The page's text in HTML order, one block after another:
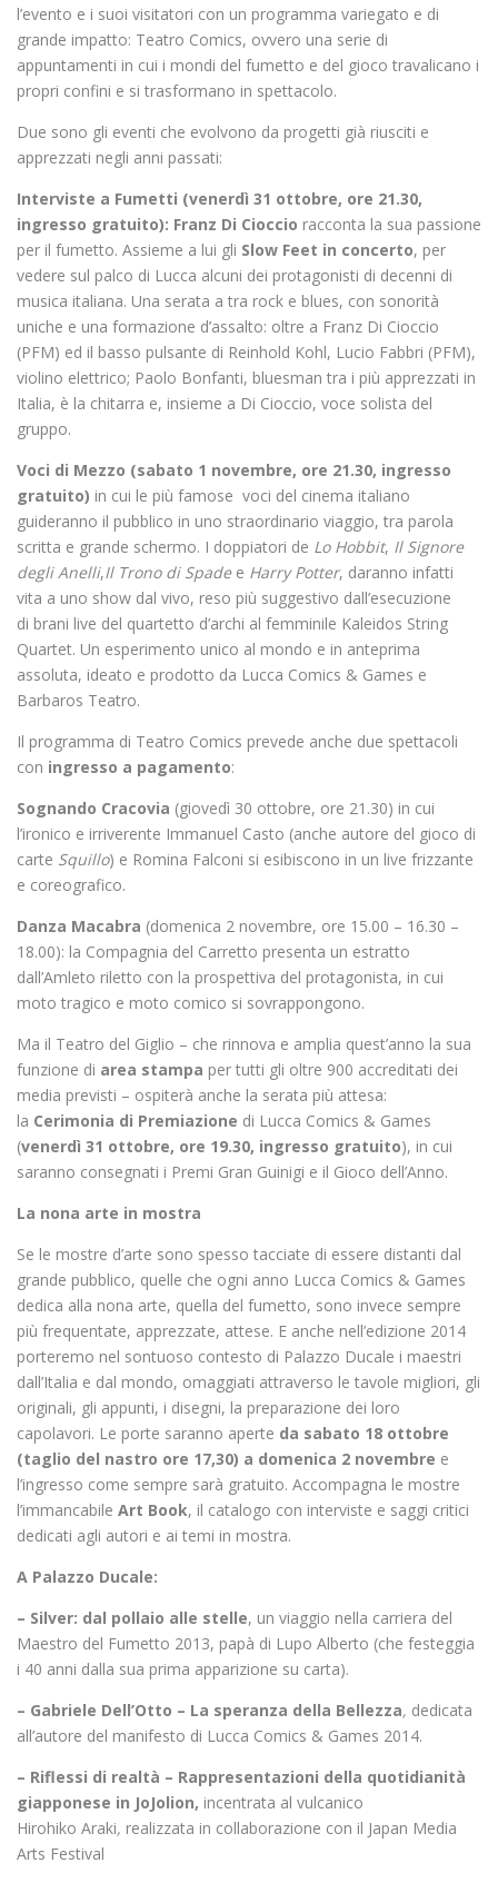
l’evento e i suoi visitatori con un programma variegato e di
grande impatto: Teatro Comics, ovvero una serie di
appuntamenti in cui i mondi del fumetto e del gioco travalicano i
propri confini e si trasformano in spettacolo.
Due sono gli eventi che evolvono da progetti già riusciti e
apprezzati negli anni passati:
Interviste a Fumetti (venerdì 31 ottobre, ore 21.30,
ingresso gratuito): Franz Di Cioccio racconta la sua passione
per il fumetto. Assieme a lui gli Slow Feet in concerto, per
vedere sul palco di Lucca alcuni dei protagonisti di decenni di
musica italiana. Una serata a tra rock e blues, con sonorità
uniche e una formazione d’assalto: oltre a Franz Di Cioccio
(PFM) ed il basso pulsante di Reinhold Kohl, Lucio Fabbri (PFM),
violino elettrico; Paolo Bonfanti, bluesman tra i più apprezzati in
Italia, è la chitarra e, insieme a Di Cioccio, voce solista del
gruppo.
Voci di Mezzo (sabato 1 novembre, ore 21.30, ingresso
gratuito) in cui le più famose voci del cinema italiano
guideranno il pubblico in uno straordinario viaggio, tra parola
scritta e grande schermo. I doppiatori de Lo Hobbit, Il Signore
degli Anelli,Il Trono di Spadee Harry Potter, daranno infatti
vita a uno show dal vivo, reso più suggestivo dall’esecuzione
di brani live del quartetto d’archi al femminile Kaleidos String
Quartet. Un esperimento unico al mondo e in anteprima
assoluta, ideato e prodotto da Lucca Comics & Games e
Barbaros Teatro.
Il programma di Teatro Comics prevede anche due spettacoli
con ingresso a pagamento:
Sognando Cracovia (giovedì 30 ottobre, ore 21.30) in cui
l’ironico e irriverente Immanuel Casto (anche autore del gioco di
carte Squillo) e Romina Falconi si esibiscono in un live frizzante
e coreografico.
Danza Macabra (domenica 2 novembre, ore 15.00 – 16.30 –
18.00): la Compagnia del Carretto presenta un estratto
dall’Amleto riletto con la prospettiva del protagonista, in cui
moto tragico e moto comico si sovrappongono.
Ma il Teatro del Giglio – che rinnova e amplia quest’anno la sua
funzione di area stampa per tutti gli oltre 900 accreditati dei
media previsti – ospiterà anche la serata più attesa:
la Cerimonia di Premiazione di Lucca Comics & Games
(venerdì 31 ottobre, ore 19.30, ingresso gratuito), in cui
saranno consegnati i Premi Gran Guinigi e il Gioco dell’Anno.
La nona arte in mostra
Se le mostre d’arte sono spesso tacciate di essere distanti dal
grande pubblico, quelle che ogni anno Lucca Comics & Games
dedica alla nona arte, quella del fumetto, sono invece sempre
più frequentate, apprezzate, attese. E anche nell’edizione 2014
porteremo nel sontuoso contesto di Palazzo Ducale i maestri
dall’Italia e dal mondo, omaggiati attraverso le tavole migliori, gli
originali, gli appunti, i disegni, la preparazione dei loro
capolavori. Le porte saranno aperte da sabato 18 ottobre
(taglio del nastro ore 17,30) a domenica 2 novembre e
l’ingresso come sempre sarà gratuito. Accompagna le mostre
l’immancabile Art Book, il catalogo con interviste e saggi critici
dedicati agli autori e ai temi in mostra.
A Palazzo Ducale:
– Silver: dal pollaio alle stelle, un viaggio nella carriera del
Maestro del Fumetto 2013, papà di Lupo Alberto (che festeggia
i 40 anni dalla sua prima apparizione su carta).
– Gabriele Dell’Otto – La speranza della Bellezza, dedicata
all’autore del manifesto di Lucca Comics & Games 2014.
– Riflessi di realtà – Rappresentazioni della quotidianità
giapponese in JoJolion, incentrata al vulcanico
Hirohiko Araki, realizzata in collaborazione con il Japan Media
Arts Festival